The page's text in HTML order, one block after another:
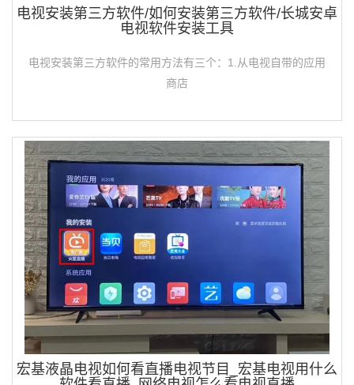
电视安装第三方软件/如何安装第三方软件/长城安卓
电视软件安装工具
电视安装第三方软件的常用方法有三个：1.从电视自带的应用
商店
宏基液晶电视如何看直播电视节目_宏基电视用什么